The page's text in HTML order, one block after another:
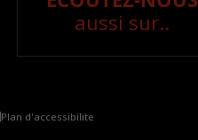
aussi sur..
Plan d'accessibilite